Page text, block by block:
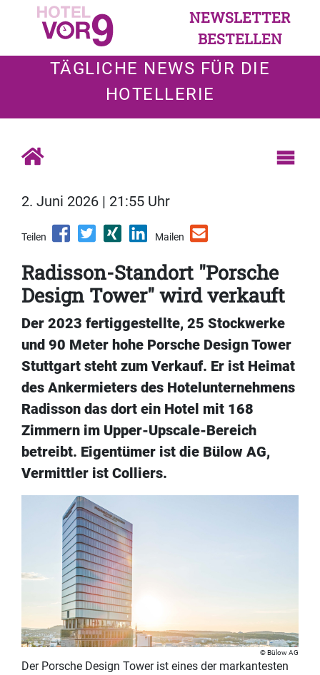
NEWSLETTER
BESTELLEN
TÄGLICHE NEWS FÜR DIE
HOTELLERIE
2. Juni 2026 | 21:55 Uhr
Teilen Mailen
Radisson-Standort "Porsche
Design Tower" wird verkauft
Der 2023 fertiggestellte, 25 Stockwerke
und 90 Meter hohe Porsche Design Tower
Stuttgart steht zum Verkauf. Er ist Heimat
des Ankermieters des Hotelunternehmens
Radisson das dort ein Hotel mit 168
Zimmern im Upper-Upscale-Bereich
betreibt. Eigentümer ist die Bülow AG,
Vermittler ist Colliers.
Bülow AG
Der Porsche Design Tower ist eines der markantesten